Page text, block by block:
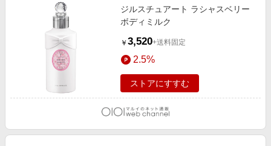
ジルスチュアート ラシャスベリー
ボディミルク
￥ 3,520+送料固定
2.5%
ストアにすすむ